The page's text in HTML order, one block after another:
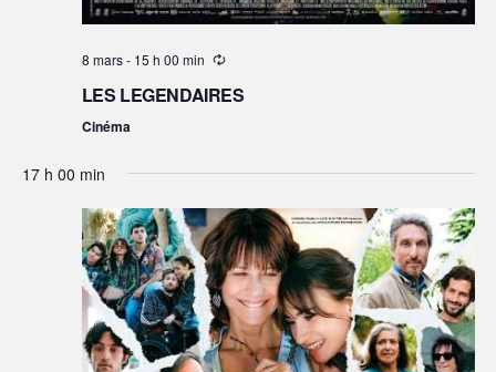
8 mars - 15 h 00 min
LES LEGENDAIRES
Cinéma
17 h 00 min